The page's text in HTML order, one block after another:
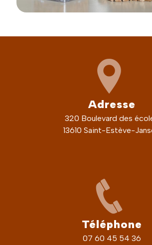
Adresse
320 Boulevard des
13610 Saint-Estève-
Téléphone
07 60 45 54 36